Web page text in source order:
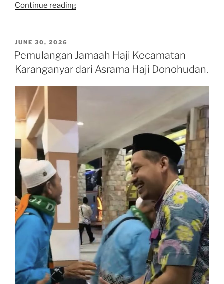
Continue reading“PENERIMAAN
IPB
TAHUN
POSTED
ON
JUNE 30, 2026
Pemulangan Jamaah Haji Kecamatan
Karanganyar dari Asrama Haji Donohudan.